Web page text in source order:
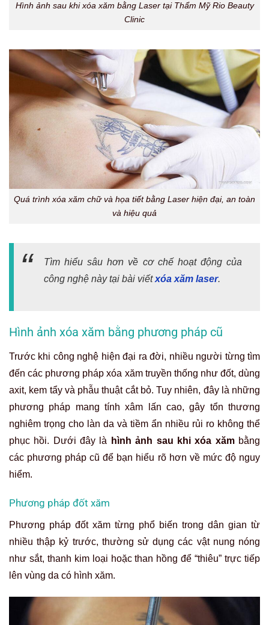
Hình ảnh sau khi xóa xăm bằng Laser tại Thẩm Mỹ Rio Beauty
Clinic
Quá trình xóa xăm chữ và họa tiết bằng Laser hiện đại, an toàn
và hiệu quả
Tìm hiểu sâu hơn về cơ chế hoạt động của
công nghệ này tại bài viết xóa xăm laser.
Hình ảnh xóa xăm bằng phương pháp cũ
Trước khi công nghệ hiện đại ra đời, nhiều người từng tìm
đến các phương pháp xóa xăm truyền thống như đốt, dùng
axit, kem tẩy và phẫu thuật cắt bỏ. Tuy nhiên, đây là những
phương pháp mang tính xâm lấn cao, gây tổn thương
nghiêm trọng cho làn da và tiềm ẩn nhiều rủi ro không thể
phục hồi. Dưới đây là
hình ảnh sau khi xóa xămbằng
các phương pháp cũ để bạn hiểu rõ hơn về mức độ nguy
hiểm.
Phương pháp đốt xăm
Phương pháp đốt xăm từng phổ biến trong dân gian từ
nhiều thập kỷ trước, thường sử dụng các vật nung nóng
như sắt, thanh kim loại hoặc than hồng để “thiêu” trực tiếp
lên vùng da có hình xăm.